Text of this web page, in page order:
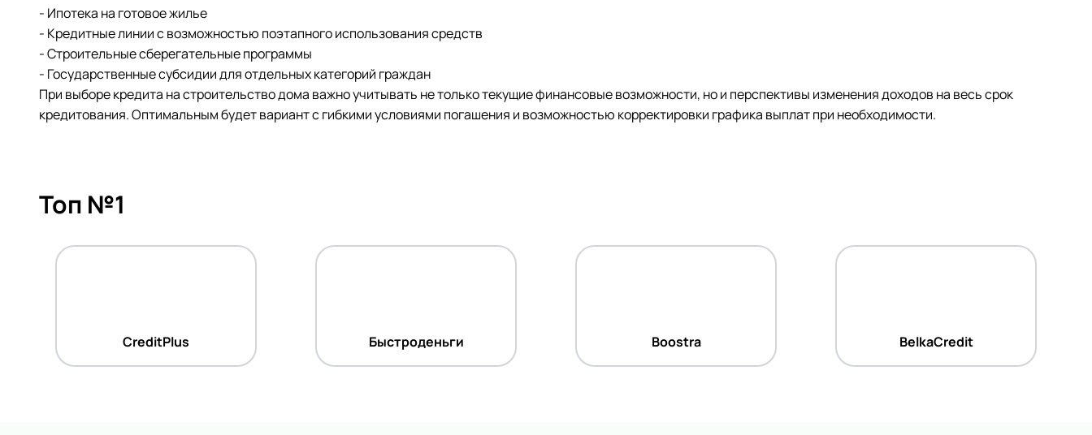
- Ипотека на готовое жилье
- Кредитные линии с возможностью поэтапного использования средств
- Строительные сберегательные программы
- Государственные субсидии для отдельных категорий граждан
При выборе кредита на строительство дома важно учитывать не только текущие финансовые возможности, но и перспективы изменения доходов на весь срок
кредитования. Оптимальным будет вариант с гибкими условиями погашения и возможностью корректировки графика выплат при необходимости.
Топ №1
CreditPlus Быстроденьги Boostra BelkaCredit